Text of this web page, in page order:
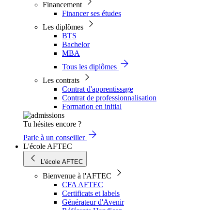
Financement
Financer ses études
Les diplômes
BTS
Bachelor
MBA
Tous les diplômes
Les contrats
Contrat d'apprentissage
Contrat de professionnalisation
Formation en initial
Tu hésites encore ?
Parle à un conseiller
L'école AFTEC
L'école AFTEC
Bienvenue à l'AFTEC
CFA AFTEC
Certificats et labels
Générateur d'Avenir